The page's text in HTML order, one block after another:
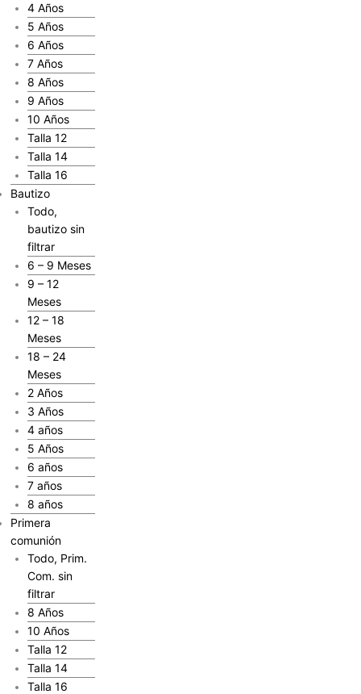
4 Años
5 Años
6 Años
7 Años
8 Años
9 Años
10 Años
Talla 12
Talla 14
Talla 16
Bautizo
Todo,
bautizo sin
filtrar
6 – 9 Meses
9 – 12
Meses
12 – 18
Meses
18 – 24
Meses
2 Años
3 Años
4 años
5 Años
6 años
7 años
8 años
Primera
comunión
Todo, Prim.
Com. sin
filtrar
8 Años
10 Años
Talla 12
Talla 14
Talla 16